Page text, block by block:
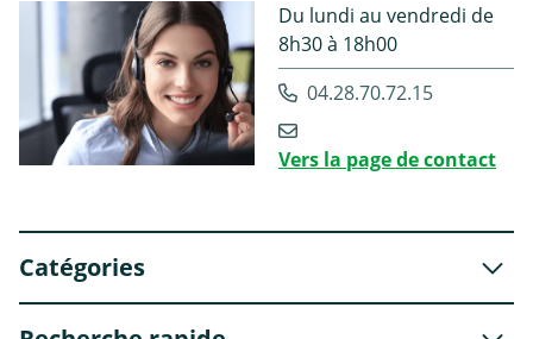
Du lundi au vendredi de
8h30 à 18h00
04.28.70.72.15
Vers la page de contact
Catégories